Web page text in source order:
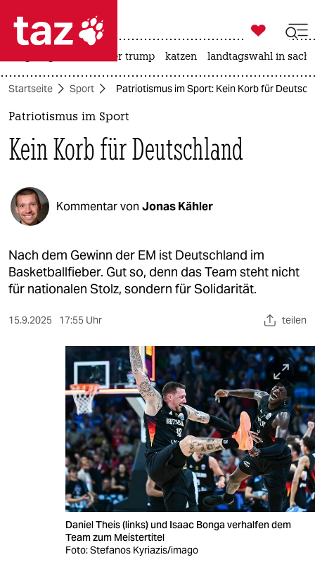
 taz zahl ich
taz zahl ich
politik
öko
gesellschaft
kultur
sport
berlin
wahrheit
veranstaltungen
fragen & hilfe
unterstützen

taz zahl ich
usa unter trump katzen landtagswahl in
Startseite Sport Patriotismus im Sport: Kein Korb für
Patriotismus im Sport
Kein Korb für Deutschland
Kommentar von Jonas Kähler
Nach dem Gewinn der EM ist Deutschland im
Basketballfieber. Gut so, denn das Team steht nicht
für nationalen Stolz, sondern für Solidarität.
15.9.2025 17:55 Uhr teilen
Daniel Theis (links) und Isaac Bonga verhalfen dem
Team zum Meistertitel
Foto: Stefanos Kyriazis/imago